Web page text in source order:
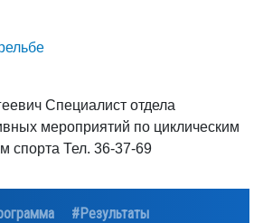
Специалист отдела
мероприятий по циклическим
спорта Тел. 36-37-69
#Результаты